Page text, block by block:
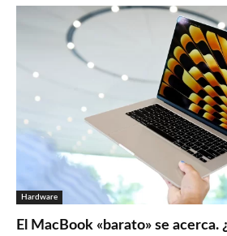
Hardware
El MacBook «barato» se